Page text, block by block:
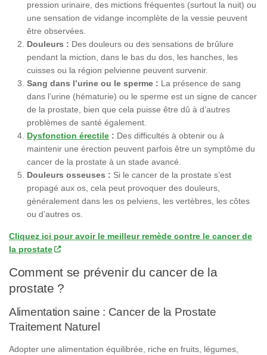
pression urinaire, des mictions fréquentes (surtout la nuit) ou
une sensation de vidange incomplète de la vessie peuvent
être observées.
Douleurs : Des douleurs ou des sensations de brûlure
pendant la miction, dans le bas du dos, les hanches, les
cuisses ou la région pelvienne peuvent survenir.
Sang dans l’urine ou le sperme : La présence de sang
dans l’urine (hématurie) ou le sperme est un signe de cancer
de la prostate, bien que cela puisse être dû à d’autres
problèmes de santé également.
Dysfonction érectile : Des difficultés à obtenir ou à
maintenir une érection peuvent parfois être un symptôme du
cancer de la prostate à un stade avancé.
Douleurs osseuses : Si le cancer de la prostate s’est
propagé aux os, cela peut provoquer des douleurs,
généralement dans les os pelviens, les vertèbres, les côtes
ou d’autres os.
Cliquez ici pour avoir le meilleur remède contre le cancer de
la prostate
Comment se prévenir du cancer de la
prostate ?
Alimentation saine : Cancer de la Prostate
Traitement Naturel
Adopter une alimentation équilibrée, riche en fruits, légumes,